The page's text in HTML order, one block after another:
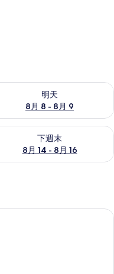
明天
8月 8 - 8月 9
明天 (8月 8 - 8月 9) 的供
下週末
8月 14 - 8月 16
下週末 (8月 14 - 8月 16)
寢具、迷你吧、書桌、遮光布/